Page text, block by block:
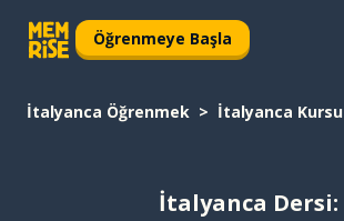
Öğrenmeye Başla
İtalyanca Öğrenmek İtalyanca Kursu
İtalyanca Dersi: